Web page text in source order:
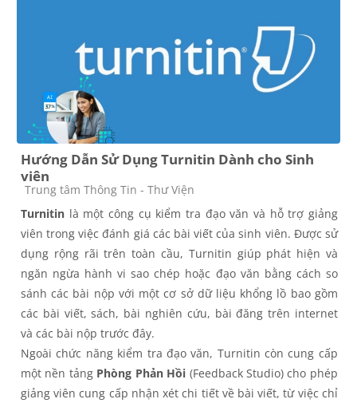
Hướng Dẫn Sử Dụng Turnitin Dành cho Sinh
viên
Course category
Trung tâm Thông Tin - Thư Viện
Turnitin là một công cụ kiểm tra đạo văn và hỗ trợ giảng
viên trong việc đánh giá các bài viết của sinh viên. Được sử
dụng rộng rãi trên toàn cầu, Turnitin giúp phát hiện và
ngăn ngừa hành vi sao chép hoặc đạo văn bằng cách so
sánh các bài nộp với một cơ sở dữ liệu khổng lồ bao gồm
các bài viết, sách, bài nghiên cứu, bài đăng trên internet
và các bài nộp trước đây.
Ngoài chức năng kiểm tra đạo văn, Turnitin còn cung cấp
một nền tảng Phòng Phản Hồi (Feedback Studio) cho phép
giảng viên cung cấp nhận xét chi tiết về bài viết, từ việc chỉ